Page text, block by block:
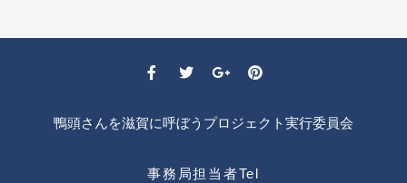
鴨頭さんを滋賀に呼ぼうプロジェクト実行委員会
事務局担当者Tel